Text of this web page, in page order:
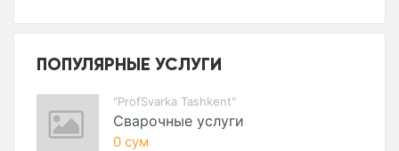
ПОПУЛЯРНЫЕ УСЛУГИ
"ProfSvarka Tashkent"
Сварочные услуги
0 сум